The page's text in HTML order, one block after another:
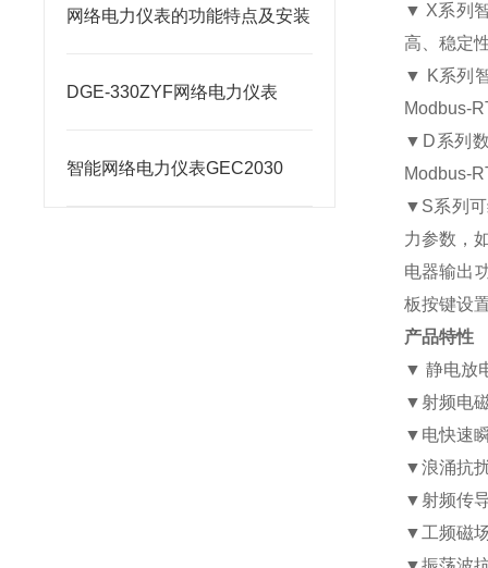
网络电力仪表的功能特点及安装
DGE-330ZYF网络电力仪表
智能网络电力仪表GEC2030
▼ X系列
高、稳定
▼ K系列
Modbus-
▼D系列
Modbus-
▼S系列可
力参数，
电器输出
板按键设
产品特性
▼ 静电
▼射频电
▼电快速
▼浪涌
▼射频
▼工频